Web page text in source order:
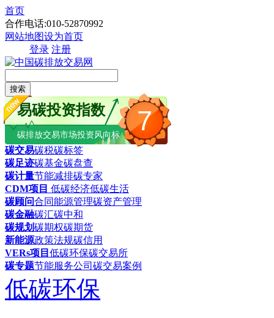
首页
合作电话:010-52870992
网站地图设为首页
登录 注册
搜索
7
易碳投资指数
碳排放交易市场投资风向标
碳交易碳税碳标签
碳足迹碳基金碳盘查
碳计量节能减排碳专家
CDM项目 低碳经济低碳生活
碳顾问合同能源管理碳资产管理
碳金融碳汇碳中和
碳规划碳期权碳期货
新能源政策法规碳信用
VERs项目 低碳环保碳交易所
碳专题节能服务公司 碳交易案例
低碳环保